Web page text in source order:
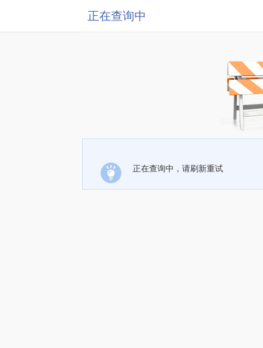
正在查询中
正在查询中，请刷新重试